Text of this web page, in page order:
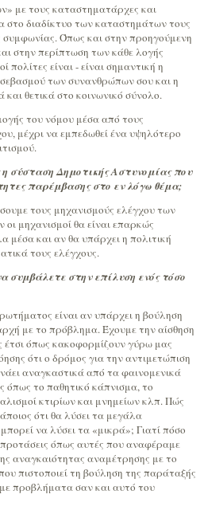
με τους καταστηματάρχες και
στο διαδίκτυο των καταστημάτων τους
συμφωνίας. Όπως και στην προηγούμενη
στην περίπτωση των κάθε λογής
πολίτες είναι - είναι σημαντική η
των συνανθρώπων σου και η
και θετικά στο κοινωνικό σύνολο.
του νόμου μέσα από τους
μέχρι να εμπεδωθεί ένα υψηλότερο
η σύσταση Δημοτικής Αστυνομίας που
παρέμβασης στο εν λόγω θέμα;
τους μηχανισμούς ελέγχου των
μηχανισμοί θα είναι επαρκώς
μέσα και αν θα υπάρχει η πολιτική
τους ελέγχους.
συμβάλετε στην επίλυση ενός τόσο
είναι αν υπάρχει η βούληση
με το πρόβλημα. Έχουμε την αίσθηση
έτσι όπως κακοφορμίζουν γύρω μας
ότι ο δρόμος για την αντιμετώπιση
αναγκαστικά από τα φαινομενικά
όπως το παθητικό κάπνισμα, το
κτιρίων και μνημείων κλπ. Πώς
ότι θα λύσει τα μεγάλα
να λύσει τα «μικρά»; Γιατί πόσο
όπως αυτές που αναφέραμε
αναγκαιότητας αναμέτρησης με το
πιστοποιεί τη βούληση της παράταξής
προβλήματα σαν και αυτό του